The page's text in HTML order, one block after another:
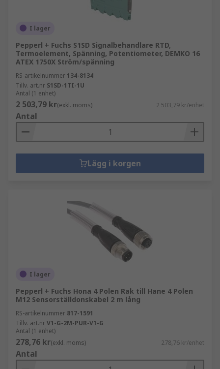
I lager
Pepperl + Fuchs S1SD Signalbehandlare RTD,
Termoelement, Spänning, Potentiometer, DEMKO 16
ATEX 1750X Ström/spänning
RS-artikelnummer 134-8134
Tillv. art.nr S1SD-1TI-1U
Antal (1 enhet)
2 503,79 kr(exkl. moms) 2 503,79 kr/enhet
Antal
Lägg i korgen
I lager
Pepperl + Fuchs Hona 4 Polen Rak till Hane 4 Polen
M12 Sensorställdonskabel 2 m lång
RS-artikelnummer 817-1591
Tillv. art.nrV1-G-2M-PUR-V1-G
Antal (1 enhet)
278,76 kr(exkl. moms) 278,76 kr/enhet
Antal